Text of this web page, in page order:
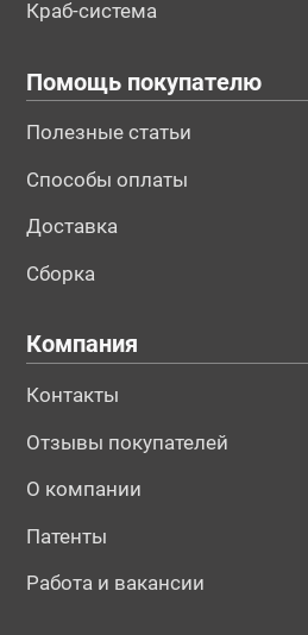
Краб-система
Помощь покупателю
Полезные статьи
Способы оплаты
Доставка
Сборка
Компания
Контакты
Отзывы покупателей
О компании
Патенты
Работа и вакансии